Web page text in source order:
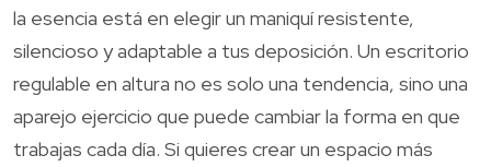
la esencia está en elegir un maniquí resistente,
silencioso y adaptable a tus deposición. Un escritorio
regulable en altura no es solo una tendencia, sino una
aparejo ejercicio que puede cambiar la forma en que
trabajas cada día. Si quieres crear un espacio más